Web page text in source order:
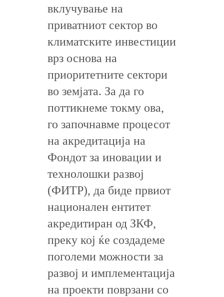
вклучување на
приватниот сектор во
климатските инвестиции
врз основа на
приоритетните сектори
во земјата. За да го
поттикнеме токму ова,
го започнавме процесот
на акредитација на
Фондот за иновации и
технолошки развој
(ФИТР), да биде првиот
национален ентитет
акредитиран од ЗКФ,
преку кој ќе создадеме
поголеми можности за
развој и имплементација
на проекти поврзани со